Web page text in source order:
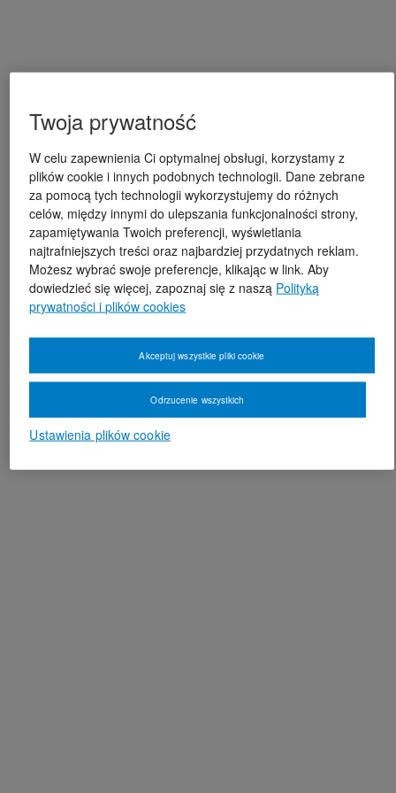
Twoja prywatność
W celu zapewnienia Ci optymalnej obsługi, korzystamy z
plików cookie i innych podobnych technologii. Dane zebrane
za pomocą tych technologii wykorzystujemy do różnych
celów, między innymi do ulepszania funkcjonalności strony,
zapamiętywania Twoich preferencji, wyświetlania
najtrafniejszych treści oraz najbardziej przydatnych reklam.
Możesz wybrać swoje preferencje, klikając w link. Aby
dowiedzieć się więcej, zapoznaj się z naszą Polityką
prywatności i plików cookies
Ustawienia plików cookie
Odrzucenie wszystkich
Akceptuj wszystkie pliki cookie